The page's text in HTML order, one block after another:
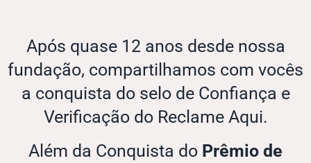
Após quase 12 anos desde nossa
fundação, compartilhamos com vocês
a conquista do selo de Confiança e
Verificação do Reclame Aqui.
Além da Conquista do Prêmio de